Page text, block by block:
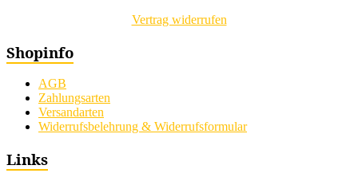
Vertrag widerrufen
Shopinfo
AGB
Zahlungsarten
Versandarten
Widerrufsbelehrung & Widerrufsformular
Links